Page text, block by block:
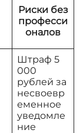
Риски без
професси
оналов
Штраф 5
000
рублей за
несвоевр
еменное
уведомле
ние